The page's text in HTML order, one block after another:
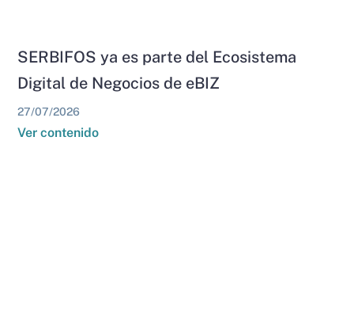
SERBIFOS ya es parte del Ecosistema
Digital de Negocios de eBIZ
27/07/2026
Ver contenido